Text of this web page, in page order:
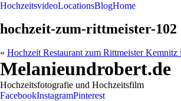
HochzeitsvideoLocationsBlogHome
hochzeit-zum-rittmeister-102
« Hochzeit Restaurant zum Rittmeister Kemnitz
Melanieundrobert.de
Hochzeitsfotografie und Hochzeitsfilm
FacebookInstagramPinterest